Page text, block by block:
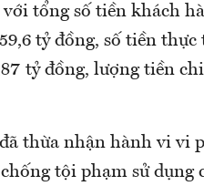
tổng số tiền khách
tỷ đồng, số tiền
tỷ đồng, lượng tiền
thừa nhận hành vi vi
tội phạm sử dụng